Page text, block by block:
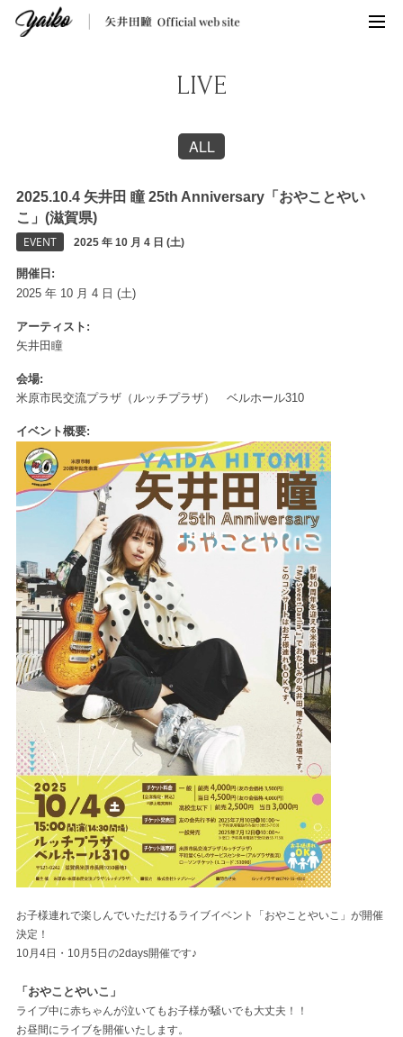
LIVE
ALL
2025.10.4 矢井田 瞳 25th Anniversary「おやことやい
こ」(滋賀県)
EVENT 2025 年 10 月 4 日 (土)
開催日
2025 年 10 月 4 日 (土)
アーティスト
矢井田瞳
会場
米原市民交流プラザ（ルッチプラザ） ベルホール310
イベント概要
お子様連れで楽しんでいただけるライブイベント「おやことやいこ」が開催
決定！
10月4日・10月5日の2days開催です♪
「おやことやいこ」
ライブ中に赤ちゃんが泣いてもお子様が騒いでも大丈夫！！
お昼間にライブを開催いたします。